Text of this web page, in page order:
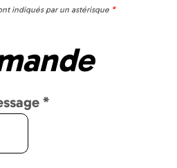
indiqués par un astérisque *
*